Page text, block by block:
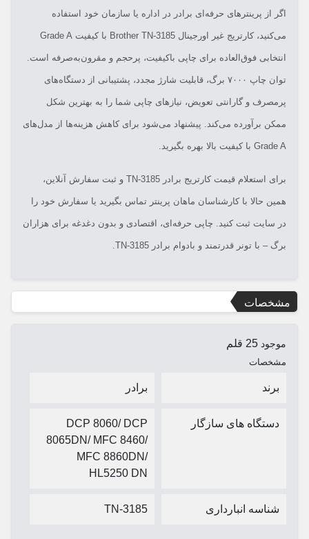
اگر از پرینترهای حرفه‌ای برادر در اداره یا سازمان خود استفاده
می‌کنید، کارتریج غیر اورجینال Brother TN-3185 با کیفیت Grade A
انتخابی فوق‌العاده برای چاپی باکیفیت، پرحجم و مقرون‌به‌صرفه است.
توان چاپ ۷۰۰۰ برگ، قابلیت شارژ مجدد، پشتیبانی از دستگاه‌های
پرمصرف و گارانتی تعویض، نیازهای چاپی شما را به بهترین شکل
ممکن برآورده می‌کند. پیشنهاد می‌شود برای کاهش هزینه‌ها از مدل‌های
Grade A با کیفیت بالا بهره بگیرید.
برای استعلام قیمت کارتریج برادر TN-3185 و ثبت سفارش آنلاین،
همین حالا با کارشناسان ماهان پرینتر تماس بگیرید یا سفارش خود را
در سایت ثبت کنید. چاپی حرفه‌ای، اقتصادی و بدون دغدغه برای هزاران
برگ – با تونر قدرتمند و بادوام برادر TN-3185.
مشخصات
موجود 25 قلم
مشخصات
برند برادر
دستگاه های سازگار
DCP 8060/ DCP
8065DN/ MFC 8460/
MFC 8860DN/
HL5250 DN
شناسه انبارداری TN-3185